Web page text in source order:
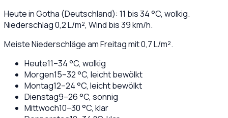
Heute inGotha (Deutschland): 11 bis34°C, wolkig.
Niederschlag0,2L/m², Wind bis39km/h.
Meiste Niederschläge am Freitag mit 0,7 L/m².
Heute11–34°C, wolkig
Morgen15–32°C, leicht bewölkt
Montag12–24°C, leicht bewölkt
Dienstag9–26°C, sonnig
Mittwoch10–30°C, klar